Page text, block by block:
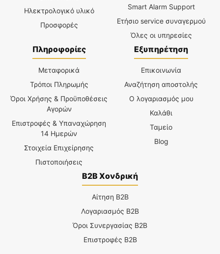
Ηλεκτρολογικό υλικό
Προσφορές
Smart Alarm Support
Ετήσιο service συναγερμού
Όλες οι υπηρεσίες
Πληροφορίες
Μεταφορικά
Τρόποι Πληρωμής
Όροι Χρήσης & Προϋποθέσεις
Αγορών
Επιστροφές & Υπαναχώρηση
14 Ημερών
Στοιχεία Επιχείρησης
Πιστοποιήσεις
Εξυπηρέτηση
Επικοινωνία
Αναζήτηση αποστολής
Ο λογαριασμός μου
Καλάθι
Ταμείο
Blog
B2B Χονδρική
Αίτηση B2B
Λογαριασμός B2B
Όροι Συνεργασίας B2B
Επιστροφές B2B